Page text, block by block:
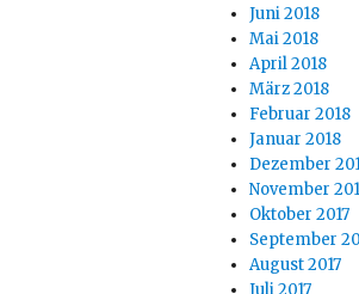
Juni 2018
Mai 2018
April 2018
März 2018
Februar 2018
Januar 2018
Dezember
November
Oktober 2017
September
August 2017
Juli 2017